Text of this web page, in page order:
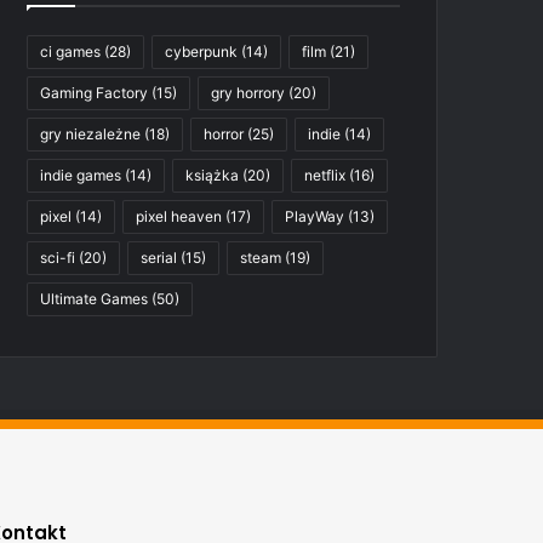
ci games (28) cyberpunk (14) film (21)
Gaming Factory (15) gry horrory (20)
gry niezależne (18) horror(25) indie (14)
indie games (14) książka (20) netflix (16)
pixel (14) pixel heaven (17) PlayWay (13)
sci-fi (20) serial (15) steam (19)
Ultimate Games (50)